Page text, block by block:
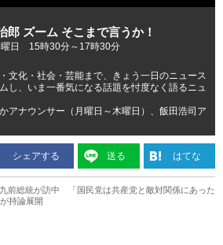
郎 ズーム そこまで言うか！
曜日 15時30分～17時30分
文化・社会・芸能まで、きょう一日のニュース
し、いま一番気になる話題を忖度なく語るニュ
アナウンサー（月曜日～木曜日）、飯田浩司ア
シェアする 送る はてな
前総統が訪中 「国民党は共産党と敵対関係にあった
持論展開